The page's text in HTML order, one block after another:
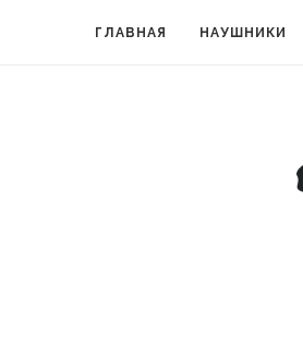
ГЛАВНАЯ НАУШНИКИ